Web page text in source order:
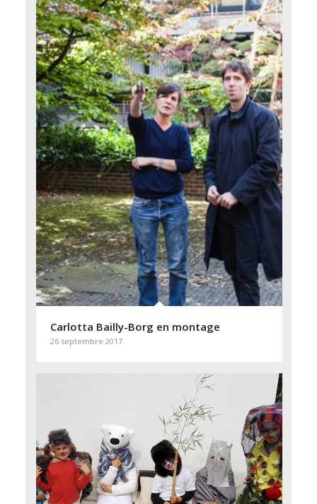
Carlotta Bailly-Borg en montage
26 septembre 2017